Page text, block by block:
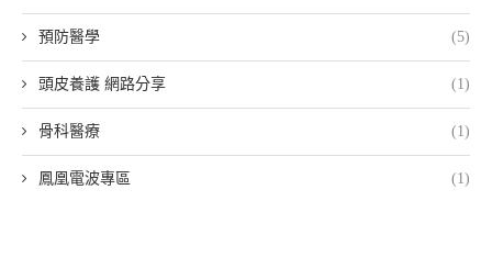
預防醫學 (5)
頭皮養護 網路分享 (1)
骨科醫療 (1)
鳳凰電波專區 (1)